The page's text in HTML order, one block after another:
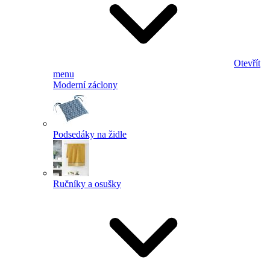
Otevřít
menu
Moderní záclony
Podsedáky na židle
Ručníky a osušky